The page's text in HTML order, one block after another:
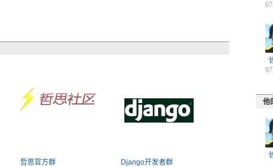
哲思官方群 Django开发者群
他